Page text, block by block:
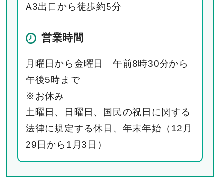
A3出口から徒歩約5分
営業時間
月曜日から金曜日 午前8時30分から
午後5時まで
※お休み
土曜日、日曜日、国民の祝日に関する
法律に規定する休日、年末年始（12月
29日から1月3日）